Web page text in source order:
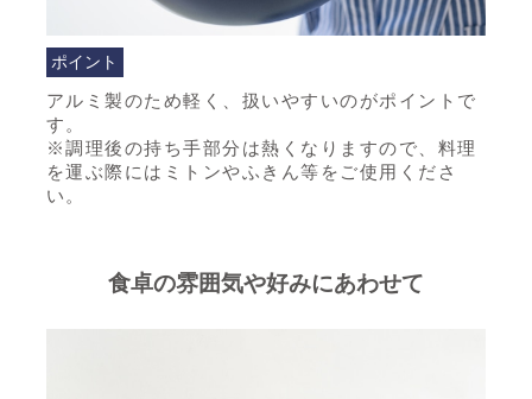
ポイント
アルミ製のため軽く、扱いやすいのがポイントで
す。
※調理後の持ち手部分は熱くなりますので、料理
を運ぶ際にはミトンやふきん等をご使用くださ
い。
食卓の雰囲気や好みにあわせて